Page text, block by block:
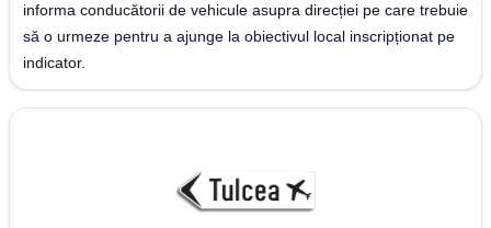
informa conducătorii de vehicule asupra direcției pe care trebuie
să o urmeze pentru a ajunge la obiectivul local inscripționat pe
indicator.